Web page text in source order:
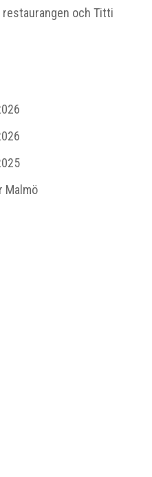
restaurangen och Titti
Malmö